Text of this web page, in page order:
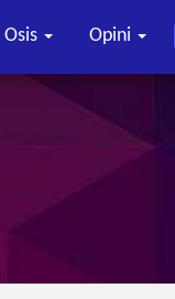
Osis Opini